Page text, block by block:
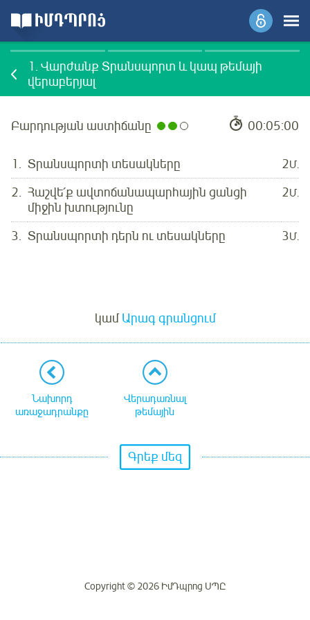
1. Վարժանք Տրանսպորտ և կապ թեմայի
վերաբերյալ
Բարդության աստիճանը 00:05:00
1. Տրանսպորտի տեսակները 2Մ.
2. Հաշվե՛ք ավտոճանապարհային ցանցի
միջին խտությունը
2Մ.
3. Տրանսպորտի դերն ու տեսակները 3Մ.
կամԱրագ գրանցում
Նախորդ
առաջադրանքը
Վերադառնալ
թեմային
Գրեք մեզ
Copyright © 2026 ԻմԴպրոց ՍՊԸ